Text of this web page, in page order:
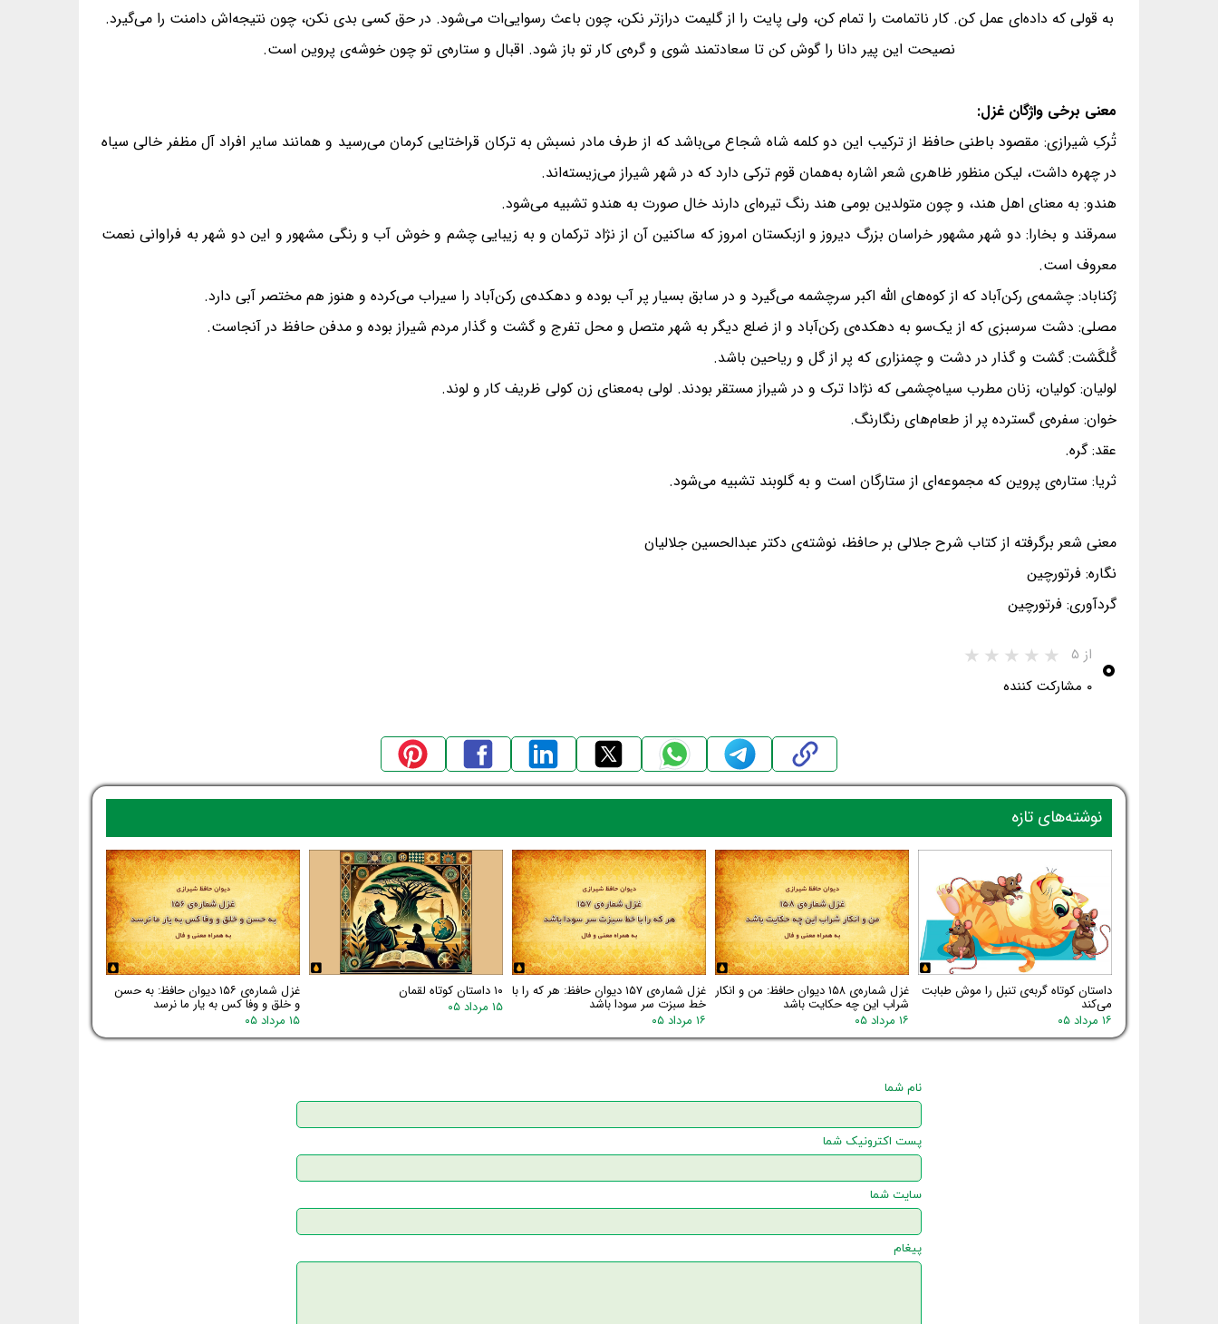
به قولی که داده‌ای عمل کن. کار ناتمامت را تمام کن، ولی پایت را از گلیمت درازتر نکن، چون باعث رسوایی‌ات می‌شود. در حق کسی بدی نکن، چون نتیجه‌اش دامنت را می‌گیرد.
نصیحت این پیر دانا را گوش کن تا سعادتمند شوی و گره‌ی کار تو باز شود. اقبال و ستاره‌ی تو چون خوشه‌ی پروین است.
معنی برخی واژگان غزل:
تُرکِ شیرازی: مقصود باطنی حافظ از ترکیب این دو کلمه شاه شجاع می‌باشد که از طرف مادر نسبش به ترکان قراختایی کرمان می‌رسید و همانند سایر افراد آل مظفر خالی سیاه
در چهره داشت، لیکن منظور ظاهری شعر اشاره به‌همان قوم ترکی دارد که در شهر شیراز می‌زیسته‌اند.
هندو: به معنای اهل هند، و چون متولدین بومی هند رنگ تیره‌ای دارند خال صورت به هندو تشبیه می‌شود.
سمرقند و بخارا: دو شهر مشهور خراسان بزرگ دیروز و ازبکستان امروز که ساکنین آن از نژاد ترکمان و به زیبایی چشم و خوش آب و رنگی مشهور و این دو شهر به فراوانی نعمت
معروف است.
رُکناباد: چشمه‌ی رکن‌آباد که از کوه‌های الله اکبر سرچشمه می‌گیرد و در سابق بسیار پر آب بوده و دهکده‌ی رکن‌آباد را سیراب می‌کرده و هنوز هم مختصر آبی دارد.
مصلی: دشت سرسبزی که از یک‌سو به دهکده‌ی رکن‌آباد و از ضلع دیگر به شهر متصل و محل تفرج و گشت و گذار مردم شیراز بوده و مدفن حافظ در آنجاست.
گُلگَشت: گشت و گذار در دشت و چمنزاری که پر از گل و ریاحین باشد.
لولیان: کولیان، زنان مطرب سیاه‌چشمی که نژادا ترک و در شیراز مستقر بودند. لولی به‌معنای زن کولی ظریف کار و لوند.
خوان: سفره‌ی گسترده پر از طعام‌های رنگارنگ.
عقد: گره.
ثریا: ستاره‌ی پروین که مجموعه‌ای از ستارگان است و به گلوبند تشبیه می‌شود.
معنی شعر برگرفته از کتاب شرح جلالی بر حافظ، نوشته‌ی دکتر عبدالحسین جلالیان
نگاره: فرتورچین
گردآوری: فرتورچین
۰ از ۵
۰ مشارکت کننده
داستان کوتاه گربه‌ی تنبل را موش طبابت
می‌کند
۱۶ مرداد ۰۵
غزل شماره‌ی ۱۵۸ دیوان حافظ: من و انکار
شراب این چه حکایت باشد
۱۶ مرداد ۰۵
غزل شماره‌ی ۱۵۷ دیوان حافظ: هر که را با
خط سبزت سر سودا باشد
۱۶ مرداد ۰۵
۱۰ داستان کوتاه لقمان
۱۵ مرداد ۰۵
غزل شماره‌ی ۱۵۶ دیوان حافظ: به حسن
و خلق و وفا کس به یار ما نرسد
۱۵ مرداد ۰۵
نوشته‌های تازه
نام شما
پست اکترونیک شما
سایت شما
پیغام